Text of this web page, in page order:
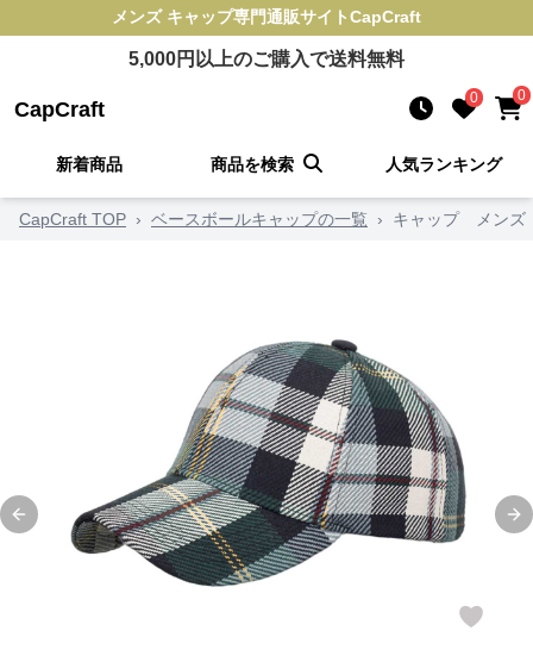
メンズ キャップ専門通販サイトCapCraft
5,000円以上のご購入で送料無料
CapCraft 0 0
新着商品 商品を検索 人気ランキング
CapCraft TOP › ベースボールキャップの一覧 › キャップ メン
Previous slide